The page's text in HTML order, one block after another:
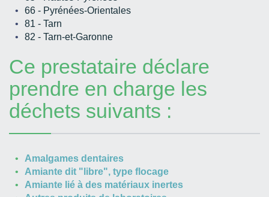
66 - Pyrénées-Orientales
81 - Tarn
82 - Tarn-et-Garonne
Ce prestataire déclare
prendre en charge les
déchets suivants :
Amalgames dentaires
Amiante dit "libre", type flocage
Amiante lié à des matériaux inertes